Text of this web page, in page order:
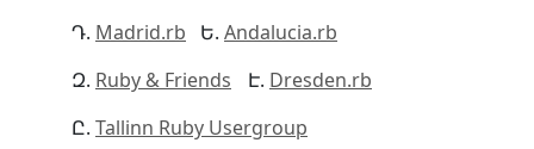
Madrid.rb
Andalucia.rb
Ruby & Friends
Dresden.rb
Tallinn Ruby Usergroup